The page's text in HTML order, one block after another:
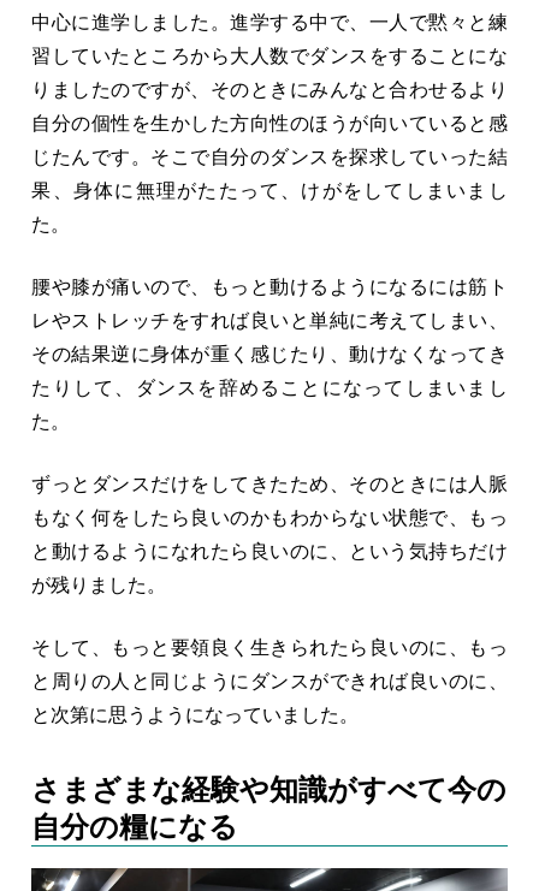
中心に進学しました。進学する中で、一人で黙々と練
習していたところから大人数でダンスをすることにな
りましたのですが、そのときにみんなと合わせるより
自分の個性を生かした方向性のほうが向いていると感
じたんです。そこで自分のダンスを探求していった結
果、身体に無理がたたって、けがをしてしまいまし
た。
腰や膝が痛いので、もっと動けるようになるには筋ト
レやストレッチをすれば良いと単純に考えてしまい、
その結果逆に身体が重く感じたり、動けなくなってき
たりして、ダンスを辞めることになってしまいまし
た。
ずっとダンスだけをしてきたため、そのときには人脈
もなく何をしたら良いのかもわからない状態で、もっ
と動けるようになれたら良いのに、という気持ちだけ
が残りました。
そして、もっと要領良く生きられたら良いのに、もっ
と周りの人と同じようにダンスができれば良いのに、
と次第に思うようになっていました。
さまざまな経験や知識がすべて今の
自分の糧になる